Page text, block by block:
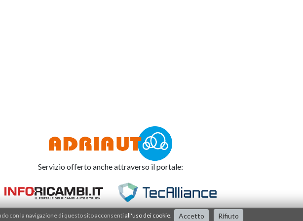
Servizio offerto anche attraverso il portale:
con la navigazione di questo sito acconsenti all'uso dei cookie Accetto Rifiuto